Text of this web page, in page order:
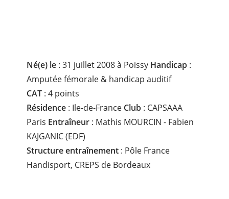
Né(e) le : 31 juillet 2008 à Poissy Handicap :
Amputée fémorale & handicap auditif
CAT : 4 points
Résidence : Ile-de-France Club : CAPSAAA
Paris Entraîneur : Mathis MOURCIN - Fabien
KAJGANIC (EDF)
Structure entraînement : Pôle France
Handisport, CREPS de Bordeaux